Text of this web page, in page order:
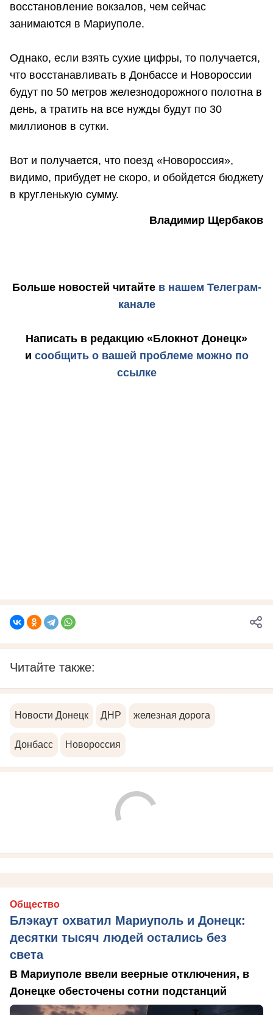
восстановление вокзалов, чем сейчас
занимаются в Мариуполе.
Однако, если взять сухие цифры, то получается,
что восстанавливать в Донбассе и Новороссии
будут по 50 метров железнодорожного полотна в
день, а тратить на все нужды будут по 30
миллионов в сутки.
Вот и получается, что поезд «Новороссия»,
видимо, прибудет не скоро, и обойдется бюджету
в кругленькую сумму.
Владимир Щербаков
Больше новостей читайте в нашем Телеграм-
канале
Написать в редакцию «Блокнот Донецк»
и сообщить о вашей проблеме можно по
ссылке
Читайте также:
Новости Донецк ДНР железная дорога
Донбасс Новороссия
Общество
Блэкаут охватил Мариуполь и Донецк:
десятки тысяч людей остались без
света
В Мариуполе ввели веерные отключения, в
Донецке обесточены сотни подстанций